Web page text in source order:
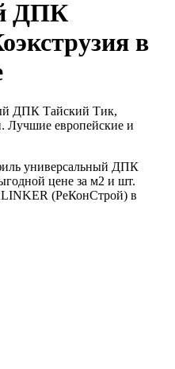
ДПК
в
ДПК Тайский Тик,
Лучшие европейские и
универсальный ДПК
цене за м2 и шт.
(РеКонСтрой) в